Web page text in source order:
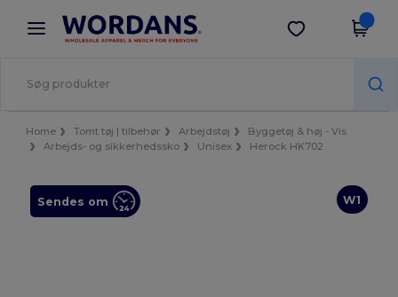
× Wordans-app
Bedre priser i appen!
Hent app
Home Tomt tøj | tilbehør Arbejdstøj
Byggetøj & høj - Vis
Arbejds- og sikkerhedssko
Unisex Herock HK702
W1
Sendes om